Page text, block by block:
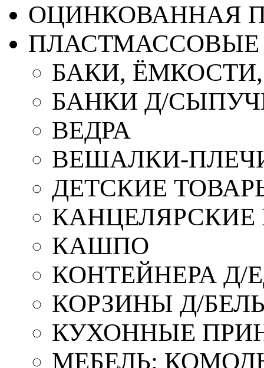
ОЦИНКОВАННАЯ
ПЛАСТМАССОВЫЕ
БАКИ,
БАНКИ Д/
ВЕДРА
ВЕШАЛКИ-
ДЕТСКИЕ
КАШПО
КОНТЕЙНЕРА Д/
КОРЗИНЫ Д/
КУХОННЫЕ
МЕБЕЛЬ: